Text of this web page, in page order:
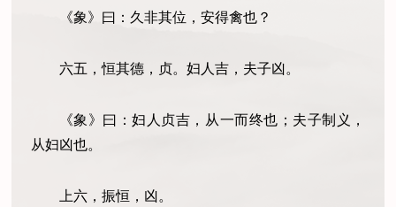
《象》曰：久非其位，安得禽也？
六五，恒其德，贞。妇人吉，夫子凶。
《象》曰：妇人贞吉，从一而终也；夫子制义，
从妇凶也。
上六，振恒，凶。